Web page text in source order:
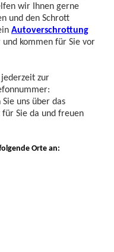
wir Ihnen gerne
und den Schrott
Autoverschrottung
kommen für Sie vor
jederzeit zur
uns über das
Sie da und freuen
Orte an: